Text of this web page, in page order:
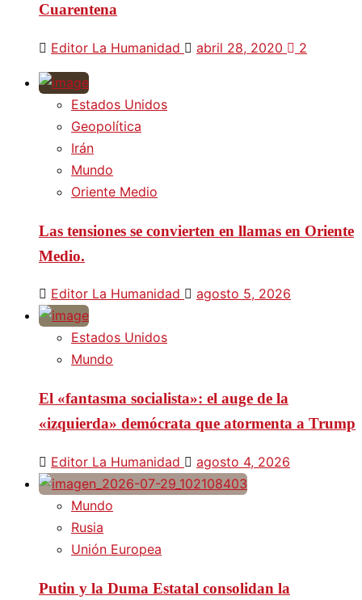
Cuarentena
Editor La Humanidad abril 28, 2020 2
Estados Unidos
Geopolítica
Irán
Mundo
Oriente Medio
Las tensiones se convierten en llamas en Oriente
Medio.
Editor La Humanidad agosto 5, 2026
Estados Unidos
Mundo
El «fantasma socialista»: el auge de la
«izquierda» demócrata que atormenta a Trump
Editor La Humanidad agosto 4, 2026
Mundo
Rusia
Unión Europea
Putin y la Duma Estatal consolidan la